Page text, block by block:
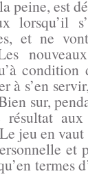
peine, est
lorsqu’il
et ne
condition
à s’en
sur,
aux
jeu en
et
termes